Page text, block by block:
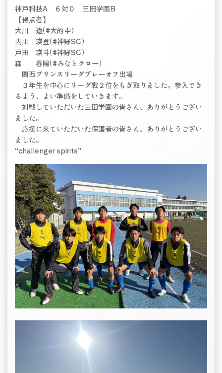
神戸科技A ６対０ 三田学園B
【得点者】
大川 遼(#大的中)
内山 瑛登(#神野SC)
戸田 瑛斗(#神野SC)
森 春陽(#みなとクロー)
関西プリンスリーグプレーオフ出場
３年生を中心にリーグ戦２位をもぎ取りました。参入でき
るよう、よい準備をしていきます。
対戦していただいた三田学園の皆さん、ありがとうござい
ました。
応援に来ていただいた保護者の皆さん、ありがとうござい
ました。
“challenger spirits”